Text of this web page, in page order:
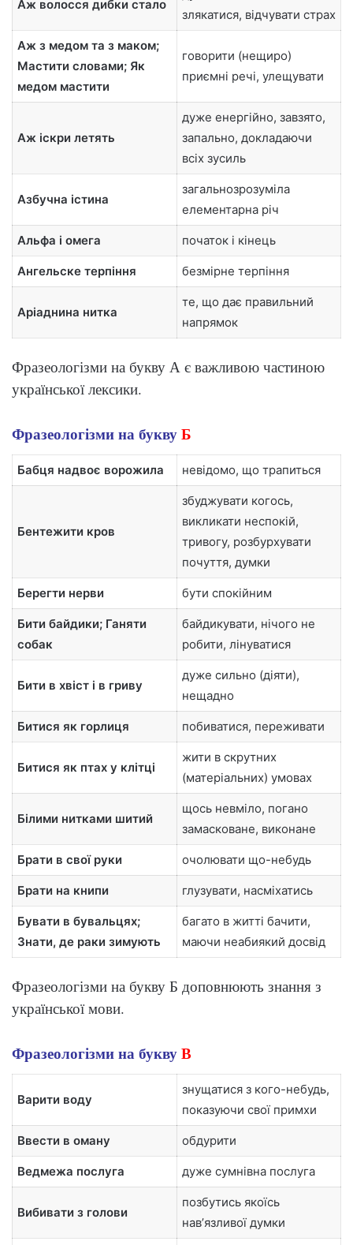
Аж волосся дибки стало
злякатися, відчувати страх
Аж з медом та з маком;
Мастити словами; Як
медом мастити
говорити (нещиро)
приємні речі, улещувати
Аж іскри летять
дуже енергійно, завзято,
запально, докладаючи
всіх зусиль
Азбучна істина
загальнозрозуміла
елементарна річ
Альфа і омега початок і кінець
Ангельске терпіння безмірне терпіння
Аріаднина нитка
те, що дає правильний
напрямок
Фразеологізми на букву А є важливою частиною
української лексики.
Фразеологізми на буквуБ
Бабця надвоє ворожила невідомо, що трапиться
Бентежити кров
збуджувати когось,
викликати неспокій,
тривогу, розбурхувати
почуття, думки
Берегти нерви бути спокійним
Бити байдики; Ганяти
собак
байдикувати, нічого не
робити, лінуватися
Бити в хвіст і в гриву
дуже сильно (діяти),
нещадно
Битися як горлиця побиватися, переживати
Битися як птах у клітці
жити в скрутних
(матеріальних) умовах
Білими нитками шитий
щось невміло, погано
замасковане, виконане
Брати в свої руки очолювати що-небудь
Брати на книпи глузувати, насміхатись
Бувати в бувальцях;
Знати, де раки зимують
багато в житті бачити,
маючи неабиякий досвід
Фразеологізми на букву Б доповнюють знання з
української мови.
Фразеологізми на буквуВ
Варити воду
знущатися з кого-небудь,
показуючи свої примхи
Ввести в оману обдурити
Ведмежа послуга дуже сумнівна послуга
Вибивати з голови
позбутись якоїсь
навʼязливої думки